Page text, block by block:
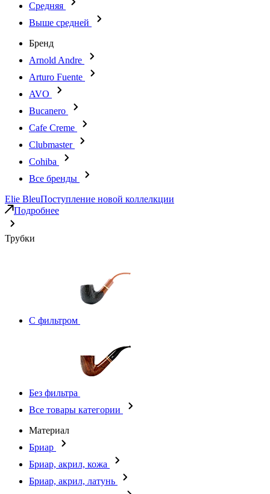
Средняя
Выше средней
Бренд
Arnold Andre
Arturo Fuente
AVO
Bucanero
Cafe Creme
Clubmaster
Cohiba
Все бренды
Elie BleuПоступление новой коллелкции
Подробнее
Трубки
С фильтром
Без фильтра
Все товары категории
Материал
Бриар
Бриар, акрил, кожа
Бриар, акрил, латунь